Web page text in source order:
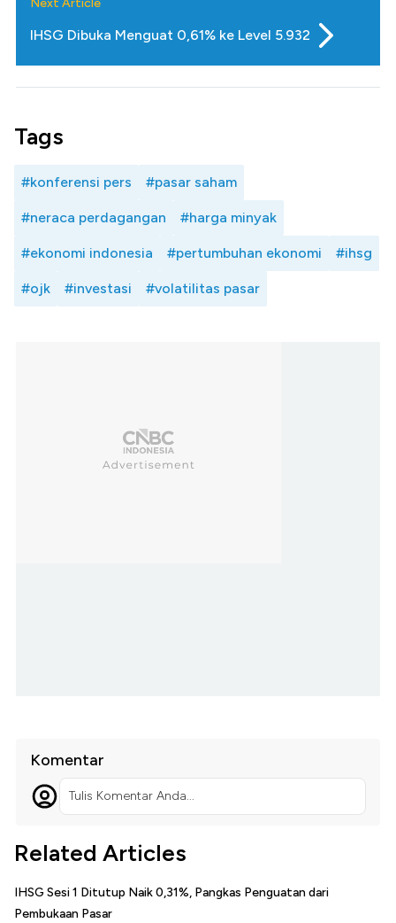
Next Article
IHSG Dibuka Menguat 0,61% ke Level 5.932
Tags
#konferensi pers #pasar saham
#neraca perdagangan #harga minyak
#ekonomi indonesia #pertumbuhan ekonomi #ihsg
#ojk #investasi #volatilitas pasar
Komentar
Tulis Komentar Anda...
Related Articles
IHSG Sesi 1 Ditutup Naik 0,31%, Pangkas Penguatan dari
Pembukaan Pasar